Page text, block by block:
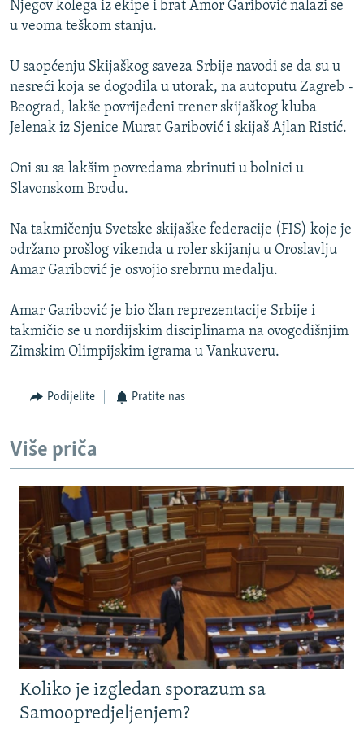
ISPRIČAJ MI
SPECIJALI RSE
VIŠE OD NASLOVA
GENOCID U SREBRENICI
POPLAVE I KLIZIŠTA U BIH 2024.
TV LIBERTY
POST SCRIPTUM
MOJA EVROPA
TRI DECENIJE OD RATA U BIH
SVE KARTE DEJTONA
NASTANAK I RASPAD JUGOSLAVIJE
PRATITE NAS
Sve RFE/RL stranice
Njegov kolega iz ekipe i brat Amor Garibović nalazi se
u veoma teškom stanju.
U saopćenju Skijaškog saveza Srbije navodi se da su u
nesreći koja se dogodila u utorak, na autoputu Zagreb -
Beograd, lakše povrijeđeni trener skijaškog kluba
Jelenak iz Sjenice Murat Garibović i skijaš Ajlan Ristić.
Oni su sa lakšim povredama zbrinuti u bolnici u
Slavonskom Brodu.
Na takmičenju Svetske skijaške federacije (FIS) koje je
održano prošlog vikenda u roler skijanju u Oroslavlju
Amar Garibović je osvojio srebrnu medalju.
Amar Garibović je bio član reprezentacije Srbije i
takmičio se u nordijskim disciplinama na ovogodišnjim
Zimskim Olimpijskim igrama u Vankuveru.
Podijelite Pratite nas
Više priča
Koliko je izgledan sporazum sa
Samoopredjeljenjem?